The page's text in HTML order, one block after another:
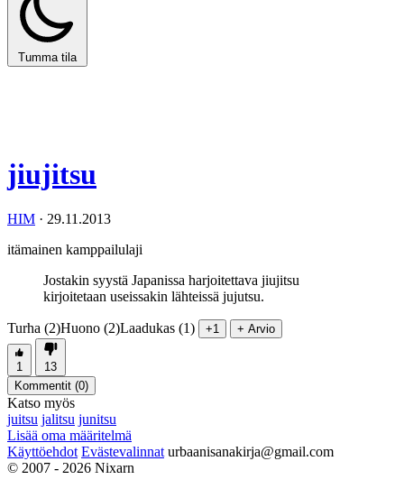
Tumma tila
jiujitsu
HIM · 29.11.2013
itämainen kamppailulaji
Jostakin syystä Japanissa harjoitettava jiujitsu
kirjoitetaan useissakin lähteissä jujutsu.
Turha (2)Huono (2)Laadukas (1) +1 + Arvio
1
13
Kommentit (0)
Katso myös
juitsu jalitsu junitsu
Lisää oma määritelmä
Käyttöehdot Evästevalinnat urbaanisanakirja@gmail.com
© 2007 - 2026 Nixarn